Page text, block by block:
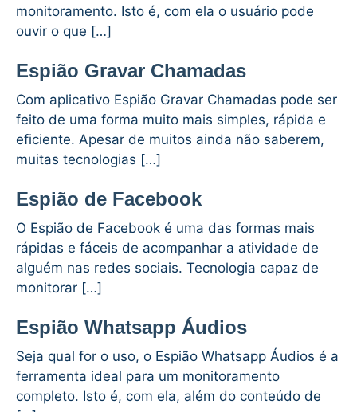
monitoramento. Isto é, com ela o usuário pode
ouvir o que […]
Espião Gravar Chamadas
Com aplicativo Espião Gravar Chamadas pode ser
feito de uma forma muito mais simples, rápida e
eficiente. Apesar de muitos ainda não saberem,
muitas tecnologias […]
Espião de Facebook
O Espião de Facebook é uma das formas mais
rápidas e fáceis de acompanhar a atividade de
alguém nas redes sociais. Tecnologia capaz de
monitorar […]
Espião Whatsapp Áudios
Seja qual for o uso, o Espião Whatsapp Áudios é a
ferramenta ideal para um monitoramento
completo. Isto é, com ela, além do conteúdo de